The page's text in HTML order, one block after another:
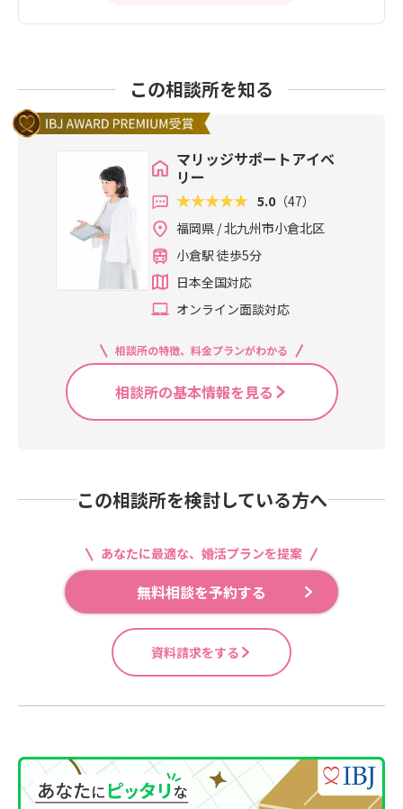
この相談所を知る
マリッジサポートアイベ
リー
5.0 （47）
福岡県 / 北九州市小倉北区
小倉駅 徒歩5分
日本全国対応
オンライン面談対応
相談所の特徴、料金プランがわかる
相談所の基本情報を見る
この相談所を検討している方へ
あなたに最適な、婚活プランを提案
無料相談を予約する
資料請求をする